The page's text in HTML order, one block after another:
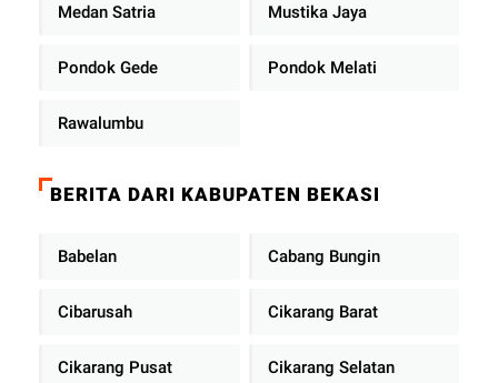
Medan Satria Mustika Jaya
Pondok Gede Pondok Melati
Rawalumbu
BERITA DARI KABUPATEN BEKASI
Babelan Cabang Bungin
Cibarusah Cikarang Barat
Cikarang Pusat Cikarang Selatan